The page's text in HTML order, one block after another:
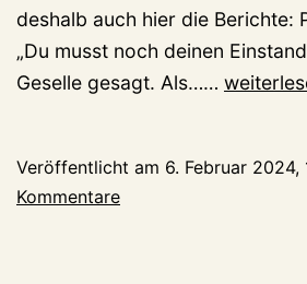
deshalb auch hier die Berichte:
„Du musst noch deinen
Geselle gesagt. Als…… Ein
aus
Veröffentlicht am 6. Februar 2024,
Kommentare